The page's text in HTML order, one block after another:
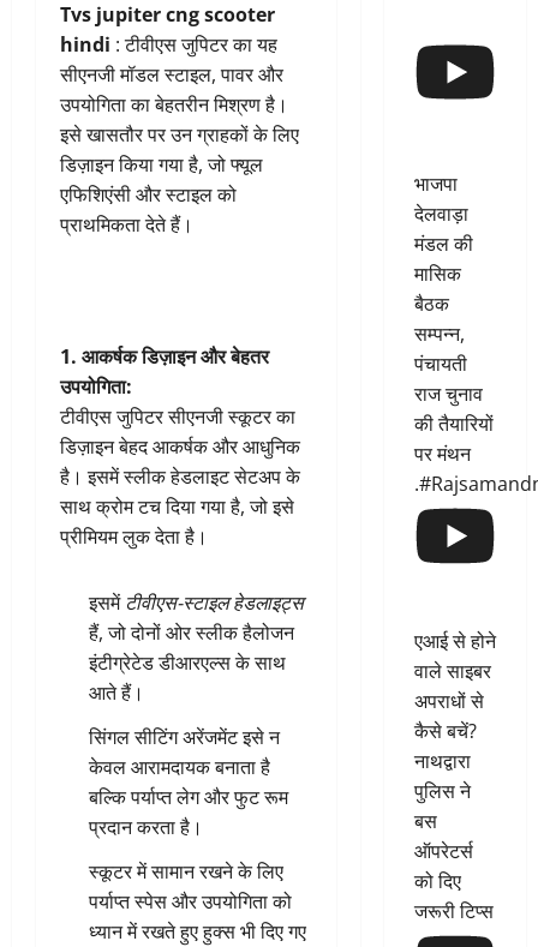
Tvs jupiter cng scooter
hindi : टीवीएस जुपिटर का यह
सीएनजी मॉडल स्टाइल, पावर और
उपयोगिता का बेहतरीन मिश्रण है।
इसे खासतौर पर उन ग्राहकों के लिए
डिज़ाइन किया गया है, जो फ्यूल
एफिशिएंसी और स्टाइल को
प्राथमिकता देते हैं।
1. आकर्षक डिज़ाइन और बेहतर
उपयोगिता:
टीवीएस जुपिटर सीएनजी स्कूटर का
डिज़ाइन बेहद आकर्षक और आधुनिक
है। इसमें स्लीक हेडलाइट सेटअप के
साथ क्रोम टच दिया गया है, जो इसे
प्रीमियम लुक देता है।
इसमें टीवीएस-स्टाइल हेडलाइट्स
हैं, जो दोनों ओर स्लीक हैलोजन
इंटीग्रेटेड डीआरएल्स के साथ
आते हैं।
सिंगल सीटिंग अरेंजमेंट इसे न
केवल आरामदायक बनाता है
बल्कि पर्याप्त लेग और फुट रूम
प्रदान करता है।
स्कूटर में सामान रखने के लिए
पर्याप्त स्पेस और उपयोगिता को
ध्यान में रखते हुए हुक्स भी दिए गए
भाजपा
देलवाड़ा
मंडल की
मासिक
बैठक
सम्पन्न,
पंचायती
राज चुनाव
की तैयारियों
पर मंथन
एआई से होने
वाले साइबर
अपराधों से
कैसे बचें?
नाथद्वारा
पुलिस ने
बस
ऑपरेटर्स
को दिए
जरूरी टिप्स